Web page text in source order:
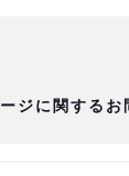
ジに関するお